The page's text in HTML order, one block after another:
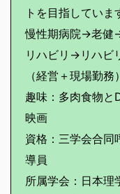
トを目指していま
慢性期病院→老健
リハビリ→リハビ
（経営＋現場勤務）
趣味：多肉食物と
映画
資格：三学会合同
導員
所属学会：日本理